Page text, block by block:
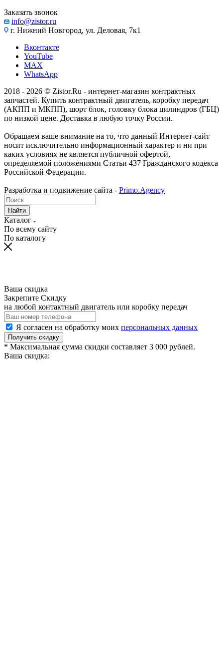
Заказать звонок
info@zistor.ru
г. Нижний Новгород, ул. Деловая, 7к1
Вконтакте
YouTube
MAX
WhatsApp
2018 - 2026 © Zistor.Ru - интернет-магазин контрактных
запчастей. Купить контрактный двигатель, коробку передач
(АКПП и МКПП), шорт блок, головку блока цилиндров (ГБЦ)
по низкой цене. Доставка в любую точку России.
Обращаем ваше внимание на то, что данный Интернет-сайт
носит исключительно информационный характер и ни при
каких условиях не является публичной офертой,
определяемой положениями Статьи 437 Гражданского кодекса
Российской Федерации.
Разработка и подвижение сайта - Primo.Agency
Найти
Каталог
По всему сайту
По каталогу
Ваша скидка
Закрепите Скидку
на любой контактный двигатель или коробку передач
Я согласен на обработку моих персональных данных
Получить скидку
* Максимальная сумма скидки составляет 3 000 рублей.
Ваша скидка: